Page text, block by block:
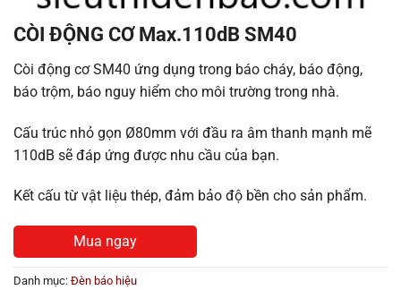
CÒI ĐỘNG CƠ Max.110dB SM40
Còi động cơ SM40 ứng dụng trong báo cháy, báo động,
báo trộm, báo nguy hiểm cho môi trường trong nhà.
Cấu trúc nhỏ gọn Ø80mm với đầu ra âm thanh mạnh mẽ
110dB sẽ đáp ứng được nhu cầu của bạn.
Kết cấu từ vật liệu thép, đảm bảo độ bền cho sản phẩm.
Mua ngay
Danh mục: Đèn báo hiệu